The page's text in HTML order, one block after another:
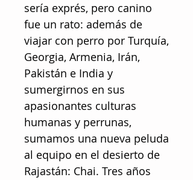
sería exprés, pero canino
fue un rato: además de
viajar con perro por Turquía,
Georgia, Armenia, Irán,
Pakistán e India y
sumergirnos en sus
apasionantes culturas
humanas y perrunas,
sumamos una nueva peluda
al equipo en el desierto de
Rajastán: Chai. Tres años